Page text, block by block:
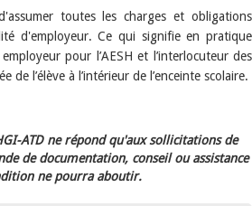
toutes les charges et obligations
d'employeur. Ce qui signifie en pratique
pour l’AESH et l’interlocuteur des
de l’élève à l’intérieur de l’enceinte scolaire.
ATD ne répond qu'aux sollicitations de
de documentation, conseil ou assistance
ne pourra aboutir.